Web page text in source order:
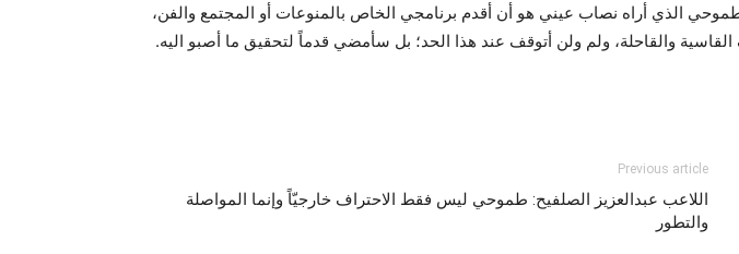
الذي أراه نصاب عيني هو أن أقدم برنامجي الخاص بالمنوعات أو المجتمع والفن،
والقاحلة، ولم ولن أتوقف عند هذا الحد؛ بل سأمضي قدماً لتحقيق ما أصبو اليه.
Previous article
اللاعب عبدالعزيز الصلفيح: طموحي ليس فقط الاحتراف خارجيّاً وإنما المواصلة
والتطور